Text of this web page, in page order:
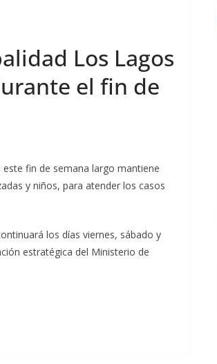
Los Lagos
el fin de
fin de semana largo mantiene
y niños, para atender los casos
los días viernes, sábado y
estratégica del Ministerio de